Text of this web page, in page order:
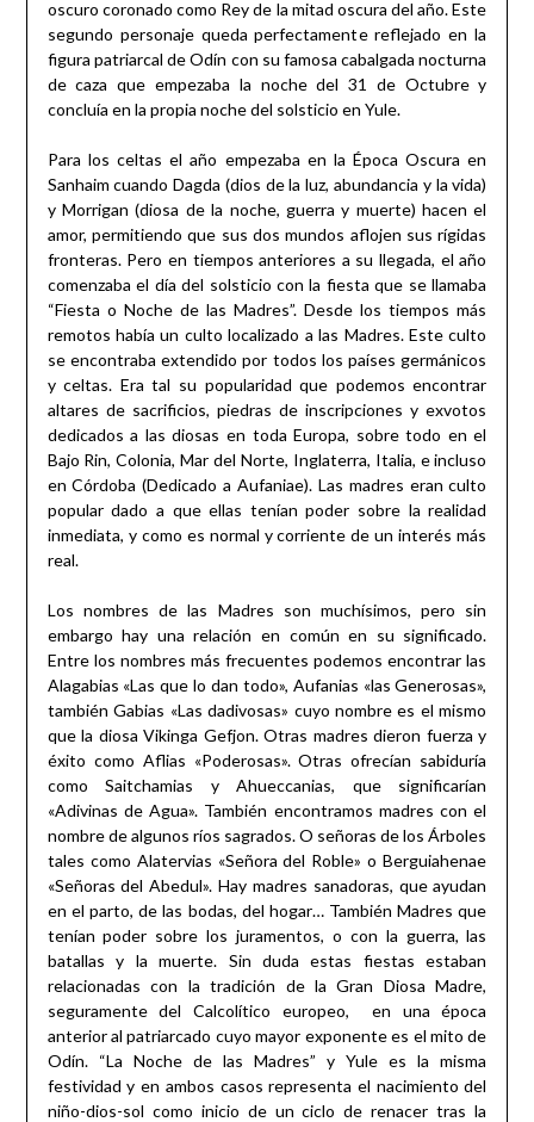
oscuro coronado como Rey de la mitad oscura del año. Este
segundo personaje queda perfectamente reflejado en la
figura patriarcal de Odín con su famosa cabalgada nocturna
de caza que empezaba la noche del 31 de Octubre y
concluía en la propia noche del solsticio en Yule.
Para los celtas el año empezaba en la Época Oscura en
Sanhaim cuando Dagda (dios de la luz, abundancia y la vida)
y Morrigan (diosa de la noche, guerra y muerte) hacen el
amor, permitiendo que sus dos mundos aflojen sus rígidas
fronteras. Pero en tiempos anteriores a su llegada, el año
comenzaba el día del solsticio con la fiesta que se llamaba
“Fiesta o Noche de las Madres”. Desde los tiempos más
remotos había un culto localizado a las Madres. Este culto
se encontraba extendido por todos los países germánicos
y celtas. Era tal su popularidad que podemos encontrar
altares de sacrificios, piedras de inscripciones y exvotos
dedicados a las diosas en toda Europa, sobre todo en el
Bajo Rin, Colonia, Mar del Norte, Inglaterra, Italia, e incluso
en Córdoba (Dedicado a Aufaniae). Las madres eran culto
popular dado a que ellas tenían poder sobre la realidad
inmediata, y como es normal y corriente de un interés más
real.
Los nombres de las Madres son muchísimos, pero sin
embargo hay una relación en común en su significado.
Entre los nombres más frecuentes podemos encontrar las
Alagabias «Las que lo dan todo», Aufanias «las Generosas»,
también Gabias «Las dadivosas» cuyo nombre es el mismo
que la diosa Vikinga Gefjon. Otras madres dieron fuerza y
éxito como Aflias «Poderosas». Otras ofrecían sabiduría
como Saitchamias y Ahueccanias, que significarían
«Adivinas de Agua». También encontramos madres con el
nombre de algunos ríos sagrados. O señoras de los Árboles
tales como Alatervias «Señora del Roble» o Berguiahenae
«Señoras del Abedul». Hay madres sanadoras, que ayudan
en el parto, de las bodas, del hogar… También Madres que
tenían poder sobre los juramentos, o con la guerra, las
batallas y la muerte. Sin duda estas fiestas estaban
relacionadas con la tradición de la Gran Diosa Madre,
seguramente del Calcolítico europeo, en una época
anterior al patriarcado cuyo mayor exponente es el mito de
Odín. “La Noche de las Madres” y Yule es la misma
festividad y en ambos casos representa el nacimiento del
niño-dios-sol como inicio de un ciclo de renacer tras la